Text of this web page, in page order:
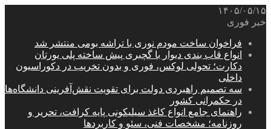
۱۴۰۵/۰۵/۱۵
خبر فوری
فراخوان ساخت مودم نوری با تراشه بومی منتشر شد
انواع قاب بندی دیوار با گچبری پیش ساخته پلی یورتان
دکارت؛ تحولی لوکس، فوری و بدون تخریب در دکوراسیون
داخلی
سه تصمیم راهبردی دولت برای تقویت نقش‌آفرینی دانشگاه‌ها
در حکمرانی کشور
راهنمای جامع انواع کاغذ سیلیکونی پایه کرافت، تحریر و
روزنامه؛ مشخصات فنی، سئو و کاربردها